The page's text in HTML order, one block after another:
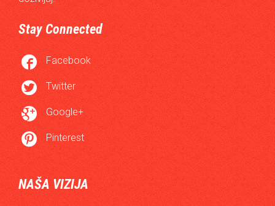
Stay Connected
 Facebook
 Twitter
 Google+
 Pinterest
NAŠA VIZIJA